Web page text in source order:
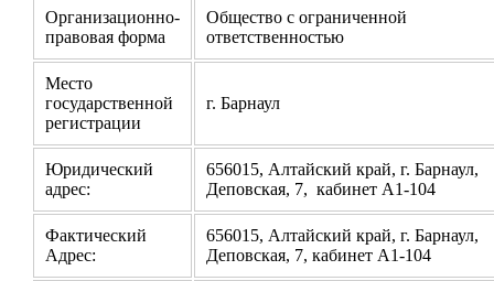
Организационно-
правовая форма
Общество с ограниченной
ответственностью
Место
государственной
регистрации
г. Барнаул
Юридический
адрес:
656015, Алтайский край, г. Барнаул,
Деповская, 7, кабинет А1-104
Фактический
Адрес:
656015, Алтайский край, г. Барнаул,
Деповская, 7, кабинет А1-104